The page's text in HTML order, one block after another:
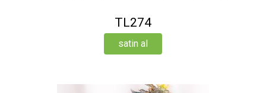
TL274
satin al